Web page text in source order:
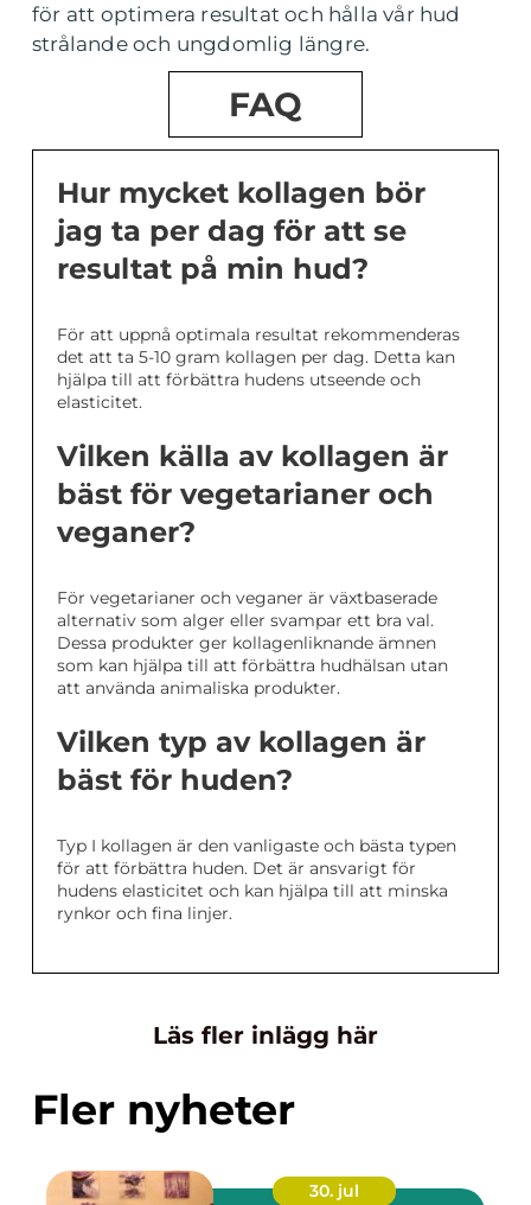
för att optimera resultat och hålla vår hud
strålande och ungdomlig längre.
FAQ
Hur mycket kollagen bör
jag ta per dag för att se
resultat på min hud?
För att uppnå optimala resultat rekommenderas
det att ta 5-10 gram kollagen per dag. Detta kan
hjälpa till att förbättra hudens utseende och
elasticitet.
Vilken källa av kollagen är
bäst för vegetarianer och
veganer?
För vegetarianer och veganer är växtbaserade
alternativ som alger eller svampar ett bra val.
Dessa produkter ger kollagenliknande ämnen
som kan hjälpa till att förbättra hudhälsan utan
att använda animaliska produkter.
Vilken typ av kollagen är
bäst för huden?
Typ I kollagen är den vanligaste och bästa typen
för att förbättra huden. Det är ansvarigt för
hudens elasticitet och kan hjälpa till att minska
rynkor och fina linjer.
Läs fler inlägg här
Fler nyheter
30. jul